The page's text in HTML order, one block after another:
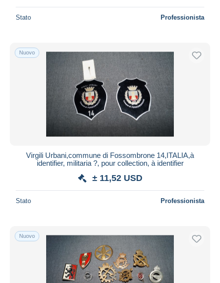
Stato Professionista
Nuovo
Virgili Urbani,commune di Fossombrone 14,ITALIA,à
identifier, militaria ?, pour collection, à identifier
± 11,52 USD
Stato Professionista
Nuovo